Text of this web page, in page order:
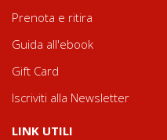
Prenota e ritira
Guida all'ebook
Gift Card
Iscriviti alla Newsletter
LINK UTILI